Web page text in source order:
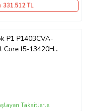
331.512TL
P1 P1403CVA-
Core I5-13420H
SSD
Taksitlerle